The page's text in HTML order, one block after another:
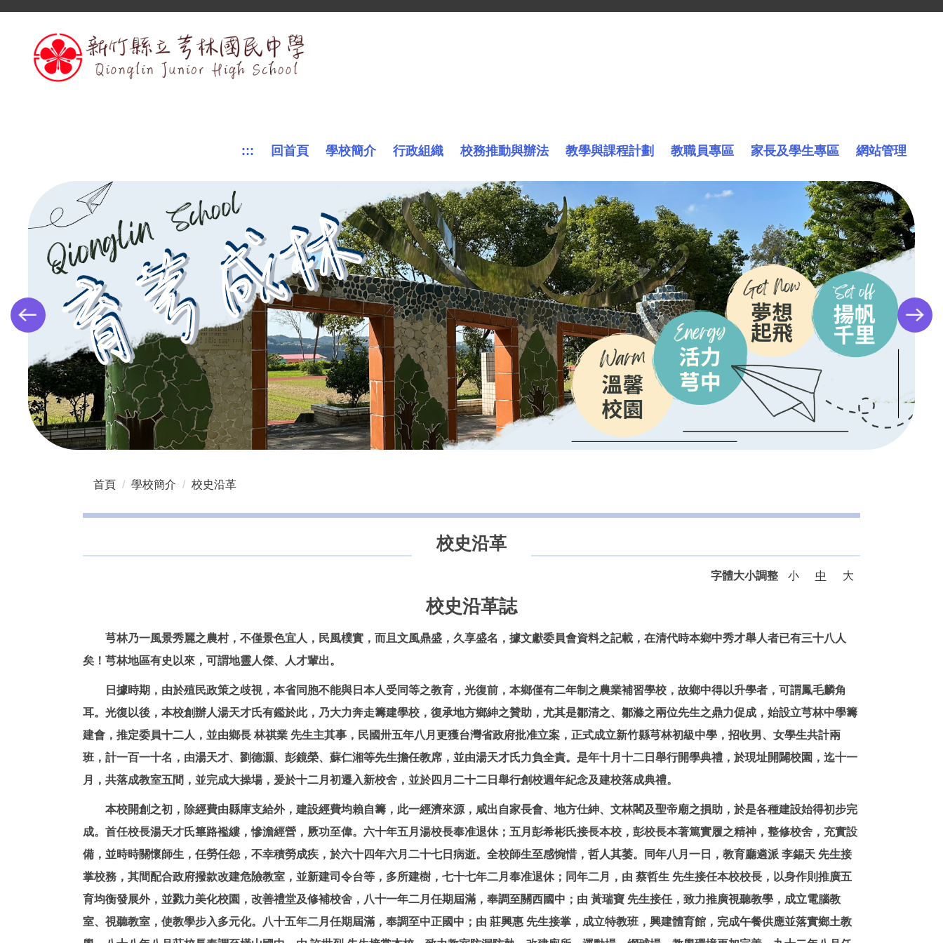
::: 回首頁 學校簡介 行政組織 校務推動與辦法 教學與課程計劃 教職員專區 家長及學生專區 網站管理
首頁 學校簡介 校史沿革
校史沿革
字體大小調整 小 中 大
校史沿革誌
芎林乃一風景秀麗之農村，不僅景色宜人，民風樸實，而且文風鼎盛，久享盛名，據文獻委員會資料之記載，在清代時本鄉中秀才舉人者已有三十八人
矣！芎林地區有史以來，可謂地靈人傑、人才輩出。
日據時期，由於殖民政策之歧視，本省同胞不能與日本人受同等之教育，光復前，本鄉僅有二年制之農業補習學校，故鄉中得以升學者，可謂鳳毛麟角
耳。光復以後，本校創辦人湯天才氏有鑑於此，乃大力奔走籌建學校，復承地方鄉紳之贊助，尤其是鄒清之、鄒滌之兩位先生之鼎力促成，始設立芎林中學籌
建會，推定委員十二人，並由鄉長 林祺業 先生主其事，民國卅五年八月更獲台灣省政府批准立案，正式成立新竹縣芎林初級中學，招收男、女學生共計兩
班，計一百一十名，由湯天才、劉德灝、彭鏡榮、蘇仁湘等先生擔任教席，並由湯天才氏力負全責。是年十月十二日舉行開學典禮，於現址開闢校園，迄十一
月，共落成教室五間，並完成大操場，爰於十二月初遷入新校舍，並於四月二十二日舉行創校週年紀念及建校落成典禮。
本校開創之初，除經費由縣庫支給外，建設經費均賴自籌，此一經濟來源，咸出自家長會、地方仕紳、文林閣及聖帝廟之損助，於是各種建設始得初步完
成。首任校長湯天才氏篳路襤縷，慘澹經營，厥功至偉。六十年五月湯校長奉准退休；五月彭希彬氏接長本校，彭校長本著篤實履之精神，整修校舍，充實設
備，並時時關懷師生，任勞任怨，不幸積勞成疾，於六十四年六月二十七日病逝。全校師生至感惋惜，哲人其萎。同年八月一日，教育廳遴派 李錫天 先生接
掌校務，其間配合政府撥款改建危險教室，並新建司令台等，多所建樹，七十七年二月奉准退休；同年二月，由 蔡哲生 先生接任本校校長，以身作則推廣五
育均衡發展外，並戮力美化校園，改善禮堂及修補校舍，八十一年二月任期屆滿，奉調至關西國中；由 黃瑞寶 先生接任，致力推廣視聽教學，成立電腦教
室、視聽教室，使教學步入多元化。八十五年二月任期屆滿，奉調至中正國中；由 莊興惠 先生接掌，成立特教班，興建體育館，完成午餐供應並落實鄉土教